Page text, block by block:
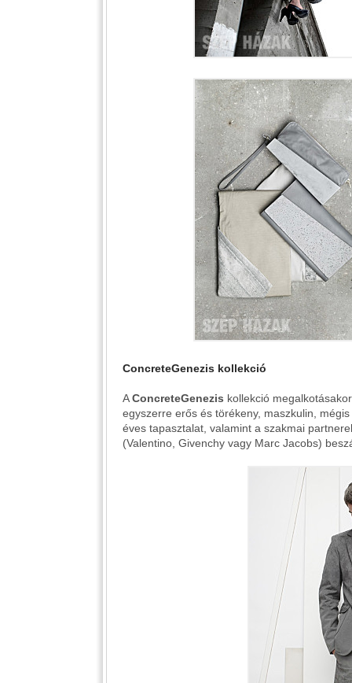
ConcreteGenezis kollekció
AConcreteGenezis kollekció
egyszerre erős és törékeny, maszkulin,
éves tapasztalat, valamint a szakmai
(Valentino, Givenchy vagy Marc Jacobs)